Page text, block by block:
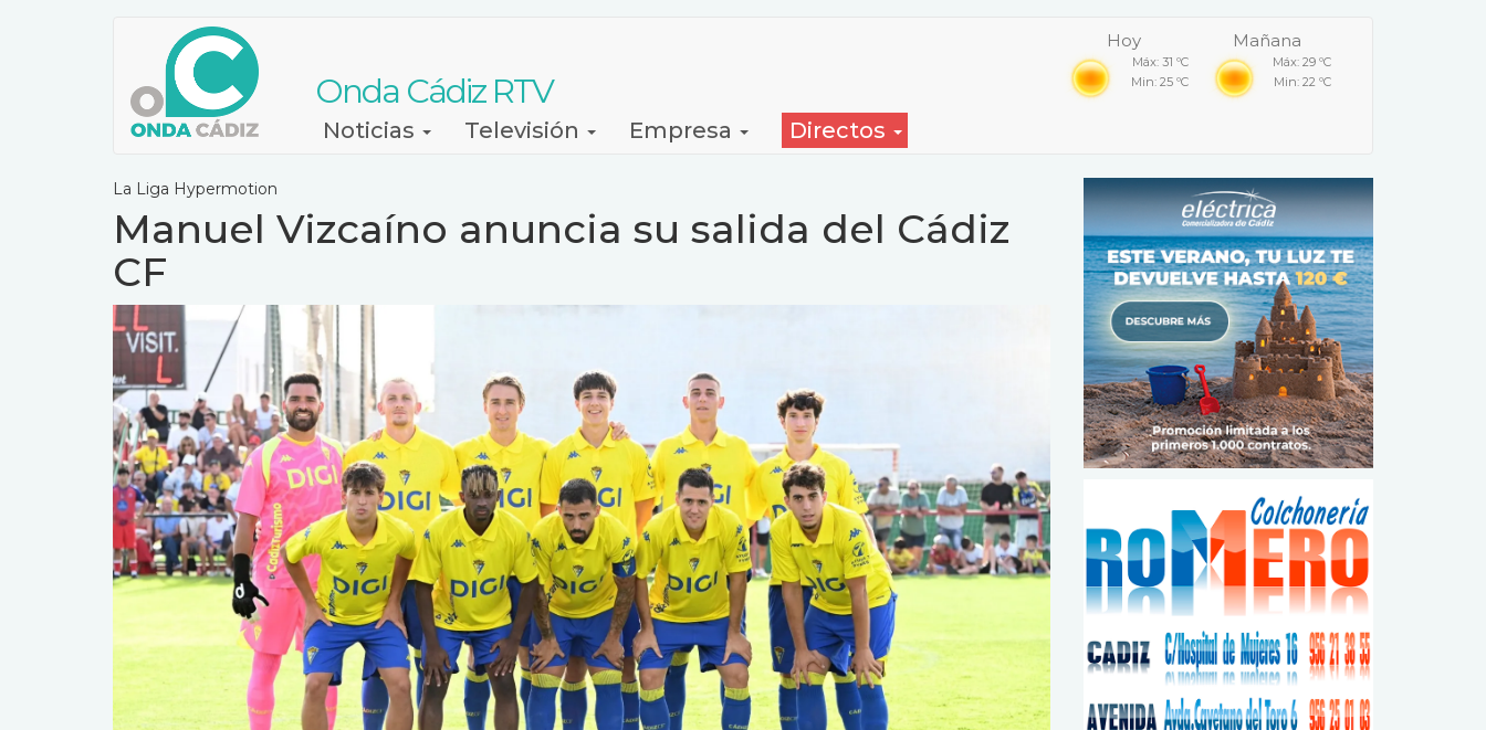
Onda Cádiz RTV
Hoy
Máx: 31 ºC
Min: 25 ºC
Mañana
Máx: 29 ºC
Min: 22 ºC
NavegaciónNoticias Televisión Empresa Directos
La Liga Hypermotion
Manuel Vizcaíno anuncia su salida del Cádiz
CF